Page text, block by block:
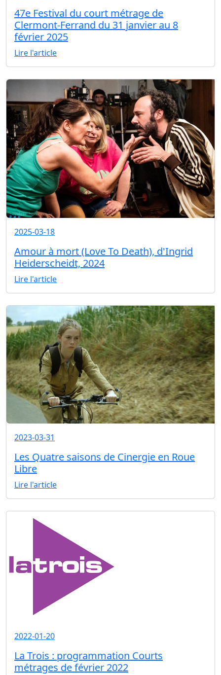
47e Festival du court métrage de
Clermont-Ferrand du 31 janvier au 8
février 2025
Lire l'article
2025-03-18
Amour à mort (Love To Death), d'Ingrid
Heiderscheidt, 2024
Lire l'article
2023-03-31
Les Quatre saisons de Cinergie en Roue
Libre
Lire l'article
2022-01-20
La Trois : programmation Courts
métrages de février 2022